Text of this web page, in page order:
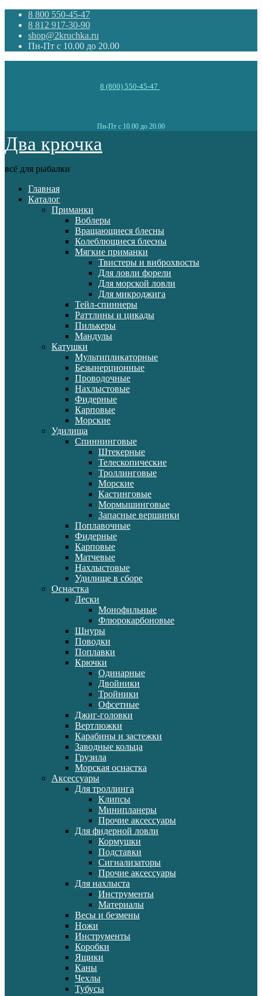
8 800 550-45-47
8 812 917-30-90
shop@2kruchka.ru
Пн-Пт с 10.00 до 20.00
8 (800) 550-45-47
Пн-Пт с 10.00 до 20.00
Два крючка
всё для рыбалки
Главная
Каталог
Приманки
Воблеры
Вращающиеся блесны
Колеблющиеся блесны
Мягкие приманки
Твистеры и виброхвосты
Для ловли форели
Для морской ловли
Для микроджига
Тейл-спиннеры
Раттлины и цикады
Пилькеры
Мандулы
Катушки
Мультипликаторные
Безынерционные
Проводочные
Нахлыстовые
Фидерные
Карповые
Морские
Удилища
Спиннинговые
Штекерные
Телескопические
Троллинговые
Морские
Кастинговые
Мормышинговые
Запасные вершинки
Поплавочные
Фидерные
Карповые
Матчевые
Нахлыстовые
Удилище в сборе
Оснастка
Лески
Монофильные
Флюрокарбоновые
Шнуры
Поводки
Поплавки
Крючки
Одинарные
Двойники
Тройники
Офсетные
Джиг-головки
Вертлюжки
Карабины и застежки
Заводные кольца
Грузила
Морская оснастка
Аксессуары
Для троллинга
Клипсы
Минипланеры
Прочие аксессуары
Для фидерной ловли
Кормушки
Подставки
Сигнализаторы
Прочие аксессуары
Для нахлыста
Инструменты
Материалы
Весы и безмены
Ножи
Инструменты
Коробки
Ящики
Каны
Чехлы
Тубусы